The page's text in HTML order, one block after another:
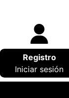
Registro
Iniciar sesión